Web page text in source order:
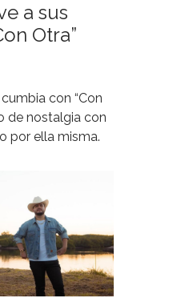
a sus
Otra”
con “Con
de nostalgia con
por ella misma.